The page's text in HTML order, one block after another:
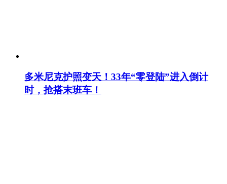
多米尼克护照变天！33年“零登陆”进入倒计
时，抢搭末班车！